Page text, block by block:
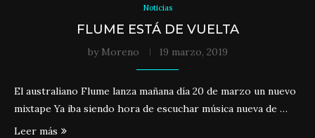
Noticias
FLUME ESTÁ DE VUELTA
by Moreno 19 marzo, 2019
El australiano Flume lanza mañana día 20 de marzo un nuevo
mixtape Ya iba siendo hora de escuchar música nueva de …
Leer más